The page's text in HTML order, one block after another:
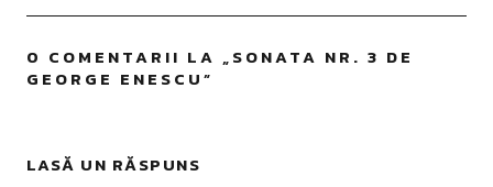
0 COMENTARII LA „SONATA NR. 3 DE
GEORGE ENESCU”
LASĂ UN RĂSPUNS